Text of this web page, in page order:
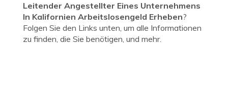
Leitender Angestellter Eines Unternehmens
In Kalifornien Arbeitslosengeld Erheben?
Folgen Sie den Links unten, um alle Informationen
zu finden, die Sie benötigen, und mehr.